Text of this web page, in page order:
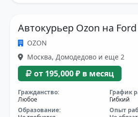
Автокурьер Ozon на
OZON
Москва, Домодедово и еще 2
от 195,000 ₽ в месяц
Гражданство:
Любое
График
Гибкий
Образование:
Опыт